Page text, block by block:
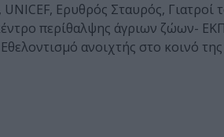
Ερυθρός Σταυρός, Γιατροί
περίθαλψης άγριων ζώων-
ανοιχτής στο κοινό